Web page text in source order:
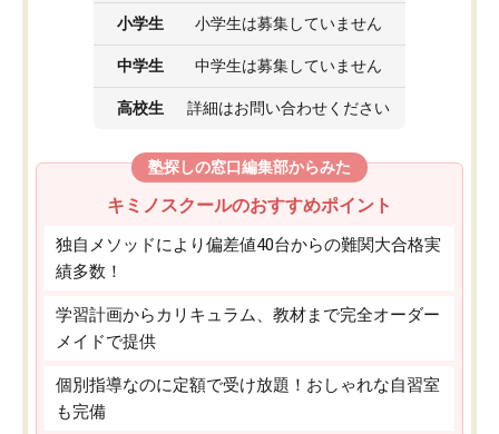
小学生 小学生は募集していません
中学生 中学生は募集していません
高校生 詳細はお問い合わせください
塾探しの窓口編集部からみた
キミノスクールのおすすめポイント
独自メソッドにより偏差値40台からの難関大合格実
績多数！
学習計画からカリキュラム、教材まで完全オーダー
メイドで提供
個別指導なのに定額で受け放題！おしゃれな自習室
も完備